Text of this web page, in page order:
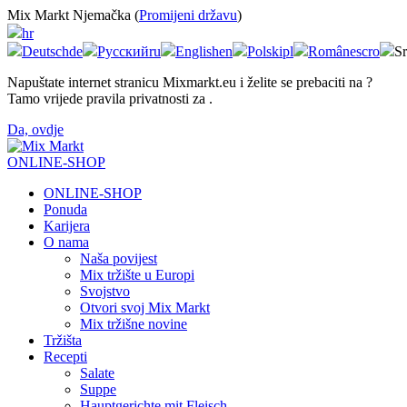
Mix Markt Njemačka (Promijeni državu)
hr
Deutschde Русскийru Englishen Polskipl Românescro
Napuštate internet stranicu Mixmarkt.eu i želite se prebaciti na ?
Tamo vrijede pravila privatnosti za .
Da, ovdje
ONLINE-SHOP
ONLINE-SHOP
Ponuda
Karijera
O nama
Naša povijest
Mix tržište u Europi
Svojstvo
Otvori svoj Mix Markt
Mix tržišne novine
Tržišta
Recepti
Salate
Suppe